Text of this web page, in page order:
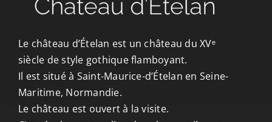
Le château d’Ételan est un château du XVᵉ
siècle de style gothique flamboyant.
Il est situé à Saint-Maurice-d’Ételan en Seine-
Maritime, Normandie.
Le château est ouvert à la visite.